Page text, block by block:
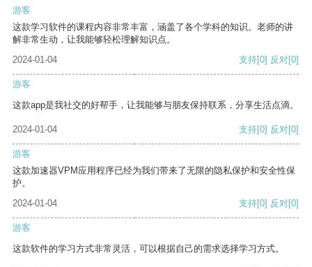
游客
这款学习软件的课程内容非常丰富，涵盖了各个学科的知识。老师的讲
解非常生动，让我能够轻松理解知识点。
2024-01-04
支持[0] 反对[0]
游客
这款app是我社交的好帮手，让我能够与朋友保持联系，分享生活点滴。
2024-01-04 支持[0] 反对[0]
游客
这款加速器VPM应用程序已经为我们带来了无限的隐私保护和安全性保
护。
2024-01-04
支持[0] 反对[0]
游客
这款软件的学习方式非常灵活，可以根据自己的需求选择学习方式。